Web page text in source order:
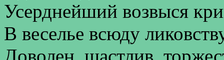
Усерднейший возвыся
В веселье всюду